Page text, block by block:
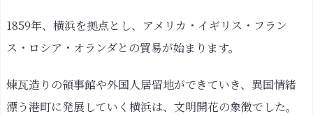
1859年、横浜を拠点とし、アメリカ・イギリス・フラン
ス・ロシア・オランダとの貿易が始まります。
煉瓦造りの領事館や外国人居留地ができていき、異国情緒
漂う港町に発展していく横浜は、文明開花の象徴でした。